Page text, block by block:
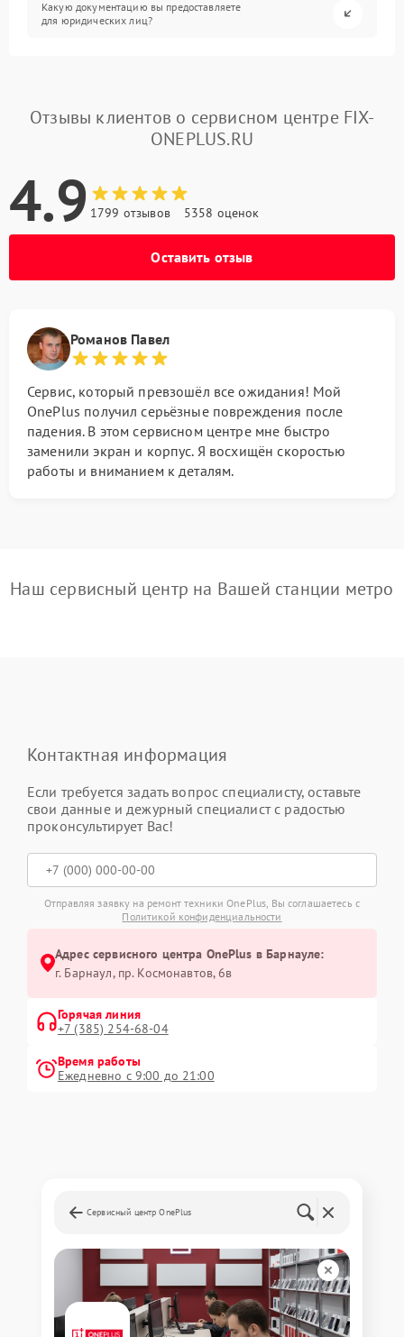
Какую документацию вы предоставляете
для юридических лиц?
Отзывы клиентов о сервисном центре FIX-
ONEPLUS.RU
4.9 1799 отзывов 5358 оценок
Оставить отзыв
Романов Павел
Сервис, который превзошёл все ожидания! Мой
OnePlus получил серьёзные повреждения после
падения. В этом сервисном центре мне быстро
заменили экран и корпус. Я восхищён скоростью
работы и вниманием к деталям.
Наш сервисный центр на Вашей станции метро
Контактная информация
Если требуется задать вопрос специалисту, оставьте
свои данные и дежурный специалист с радостью
проконсультирует Вас!
Отправляя заявку на ремонт техники OnePlus, Вы соглашаетесь с
Политикой конфиденциальности
Адрес сервисного центра OnePlus в Барнауле:
г. Барнаул, ​пр. Космонавтов, 6в
Горячая линия
+7 (385) 254-68-04
Время работы
Ежедневно с 9:00 до 21:00
Сервисный центр OnePlus